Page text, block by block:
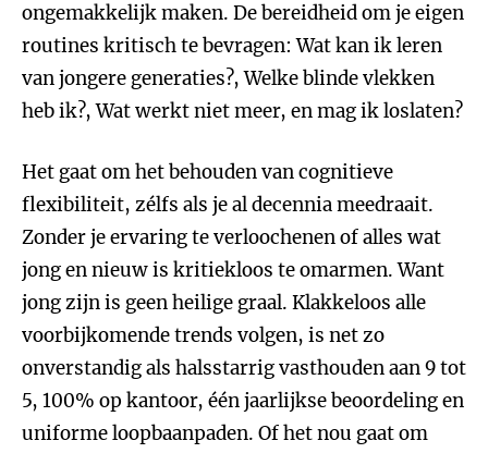
ongemakkelijk maken. De bereidheid om je eigen
routines kritisch te bevragen: Wat kan ik leren
van jongere generaties?, Welke blinde vlekken
heb ik?, Wat werkt niet meer, en mag ik loslaten?
Het gaat om het behouden van cognitieve
flexibiliteit, zélfs als je al decennia meedraait.
Zonder je ervaring te verloochenen of alles wat
jong en nieuw is kritiekloos te omarmen. Want
jong zijn is geen heilige graal. Klakkeloos alle
voorbijkomende trends volgen, is net zo
onverstandig als halsstarrig vasthouden aan 9 tot
5, 100% op kantoor, één jaarlijkse beoordeling en
uniforme loopbaanpaden. Of het nou gaat om